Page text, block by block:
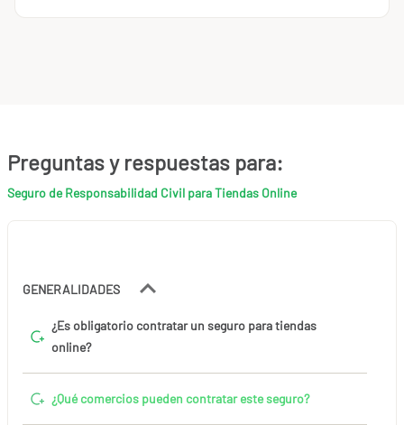
Preguntas y respuestas para:
Seguro de Responsabilidad Civil para Tiendas Online
GENERALIDADES
¿Es obligatorio contratar un seguro para tiendas
online?
¿Qué comercios pueden contratar este seguro?